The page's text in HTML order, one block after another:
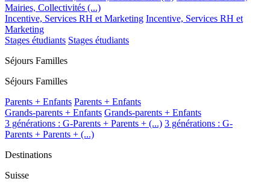
Mairies, Collectivités (...)
Incentive, Services RH et Marketing Incentive, Services RH et
Marketing
Stages étudiants Stages étudiants
Séjours Familles
Séjours Familles
Parents + Enfants Parents + Enfants
Grands-parents + Enfants Grands-parents + Enfants
3 générations : G-Parents + Parents + (...) 3 générations : G-
Parents + Parents + (...)
Destinations
Suisse